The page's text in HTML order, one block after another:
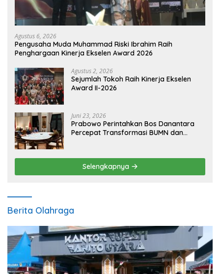
Agustus 6, 2026
Pengusaha Muda Muhammad Riski Ibrahim Raih
Penghargaan Kinerja Ekselen Award 2026
Agustus 2, 2026
Sejumlah Tokoh Raih Kinerja Ekselen
Award II-2026
Juni 23, 2026
Prabowo Perintahkan Bos Danantara
Percepat Transformasi BUMN dan
Selengkapnya
Berita Olahraga